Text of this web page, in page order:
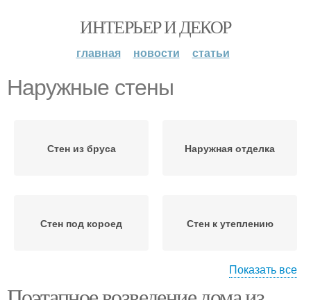
ИНТЕРЬЕР И ДЕКОР
главная новости статьи
Наружные стены
Стен из бруса Наружная отделка
Стен под короед Стен к утеплению
Показать все